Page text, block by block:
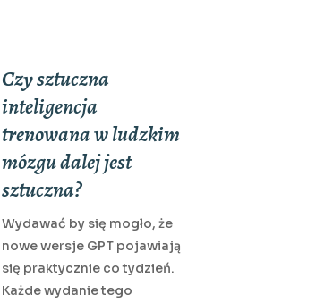
Czy sztuczna
inteligencja
trenowana w ludzkim
mózgu dalej jest
sztuczna?
Wydawać by się mogło, że
nowe wersje GPT pojawiają
się praktycznie co tydzień.
Każde wydanie tego